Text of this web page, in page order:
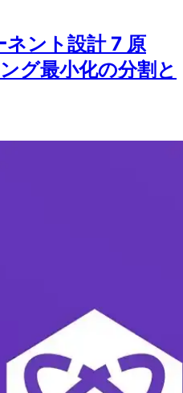
ント設計 7 原
グ最小化の分割と